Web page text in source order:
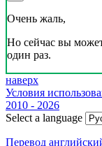
Очень жаль,
Но сейчас вы
один раз.
наверх
Условия
2010 - 2026
Select a language
Перевод